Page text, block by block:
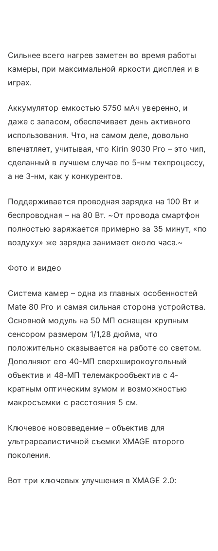
Сильнее всего нагрев заметен во время работы
камеры, при максимальной яркости дисплея и в
играх.
Аккумулятор емкостью 5750 мАч уверенно, и
даже с запасом, обеспечивает день активного
использования. Что, на самом деле, довольно
впечатляет, учитывая, что Kirin 9030 Pro – это чип,
сделанный в лучшем случае по 5-нм техпроцессу,
а не 3-нм, как у конкурентов.
Поддерживается проводная зарядка на 100 Вт и
беспроводная – на 80 Вт. ~От провода смартфон
полностью заряжается примерно за 35 минут, «по
воздуху» же зарядка занимает около часа.~
Фото и видео
Система камер – одна из главных особенностей
Mate 80 Pro и самая сильная сторона устройства.
Основной модуль на 50 МП оснащен крупным
сенсором размером 1/1,28 дюйма, что
положительно сказывается на работе со светом.
Дополняют его 40-МП сверхширокоугольный
объектив и 48-МП телемакрообъектив с 4-
кратным оптическим зумом и возможностью
макросъемки с расстояния 5 см.
Ключевое нововведение – объектив для
ультрареалистичной съемки XMAGE второго
поколения.
Вот три ключевых улучшения в XMAGE 2.0: